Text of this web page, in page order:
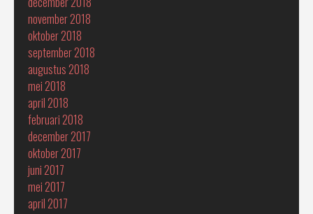
november 2018
oktober 2018
september 2018
augustus 2018
mei 2018
april 2018
februari 2018
december 2017
oktober 2017
juni 2017
mei 2017
april 2017